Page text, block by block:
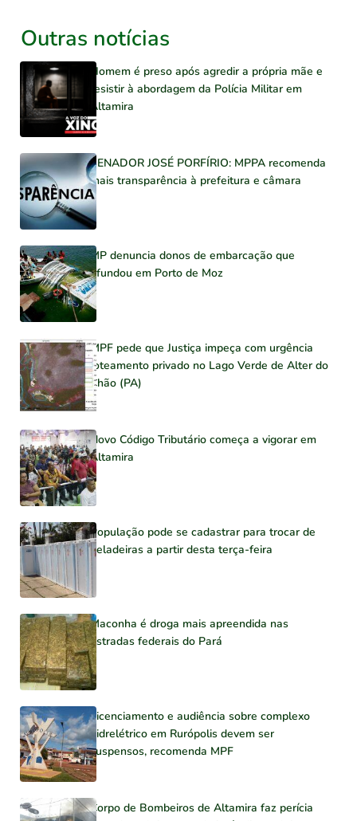
Outras notícias
Homem é preso após agredir a própria mãe e
resistir à abordagem da Polícia Militar em
Altamira
SENADOR JOSÉ PORFÍRIO: MPPA recomenda
mais transparência à prefeitura e câmara
MP denuncia donos de embarcação que
afundou em Porto de Moz
MPF pede que Justiça impeça com urgência
loteamento privado no Lago Verde de Alter do
Chão (PA)
Novo Código Tributário começa a vigorar em
Altamira
População pode se cadastrar para trocar de
geladeiras a partir desta terça-feira
Maconha é droga mais apreendida nas
estradas federais do Pará
Licenciamento e audiência sobre complexo
hidrelétrico em Rurópolis devem ser
suspensos, recomenda MPF
Corpo de Bombeiros de Altamira faz perícia